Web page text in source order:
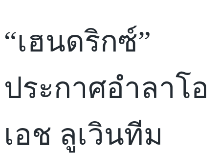
“เฮนดริกซ์”
ประกาศอำลาโอ
เอช ลูเวินทีม